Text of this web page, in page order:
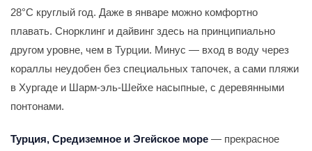
28°С круглый год. Даже в январе можно комфортно
плавать. Снорклинг и дайвинг здесь на принципиально
другом уровне, чем в Турции. Минус — вход в воду через
кораллы неудобен без специальных тапочек, а сами пляжи
в Хургаде и Шарм-эль-Шейхе насыпные, с деревянными
понтонами.
Турция, Средиземное и Эгейское море — прекрасное